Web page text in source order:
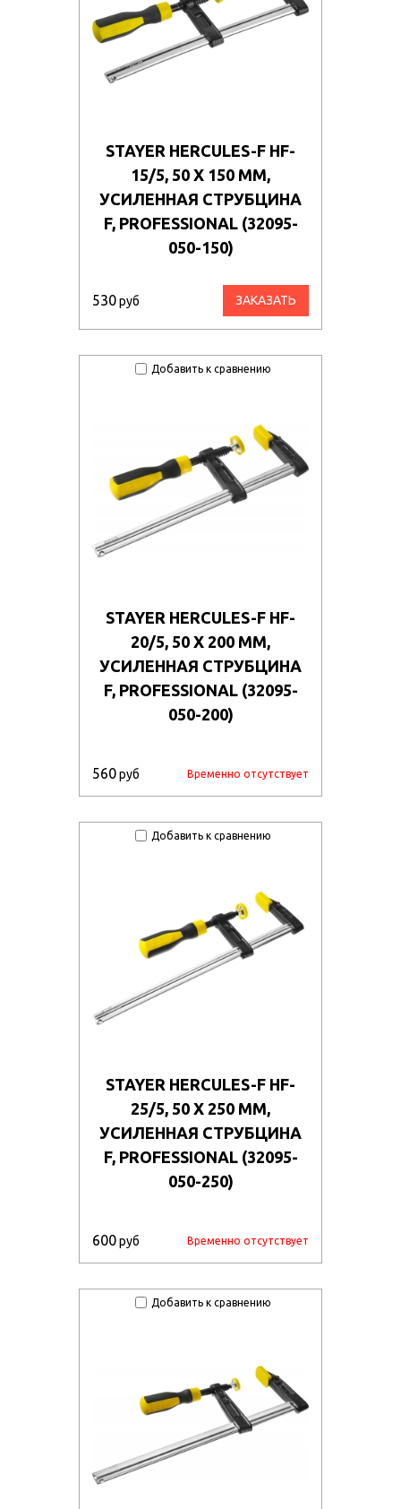
STAYER HERCULES-F HF-
15/5, 50 Х 150 ММ,
УСИЛЕННАЯ СТРУБЦИНА
F, PROFESSIONAL (32095-
050-150)
530руб ЗАКАЗАТЬ
Добавить к сравнению
STAYER HERCULES-F HF-
20/5, 50 Х 200 ММ,
УСИЛЕННАЯ СТРУБЦИНА
F, PROFESSIONAL (32095-
050-200)
560руб Временно отсутствует
Добавить к сравнению
STAYER HERCULES-F HF-
25/5, 50 Х 250 ММ,
УСИЛЕННАЯ СТРУБЦИНА
F, PROFESSIONAL (32095-
050-250)
600руб Временно отсутствует
Добавить к сравнению